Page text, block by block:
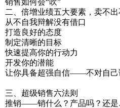
销售如何会“吹”
二、倍增业绩五大要素，卖不出
从不自我辩解没有借口
打造良好的态度
制定清晰的目标
快速提高你的行动力
开发你的潜能
让你具备超强自信——不对自己
三、超级销售六法则
推销——销什么？产品吗？还